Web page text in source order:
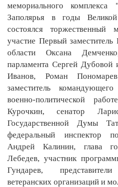
мемориального комплекса
Заполярья в годы
состоялся
участие Первый
области Оксана
парламента Сергей
Иванов, Роман
заместитель
военно-политической
Курочкин, сенатор
Государственной Думы
федеральный инспектор
Андрей Калинин, глава
Лебедев, участник
Гундарев,
ветеранских организаций и